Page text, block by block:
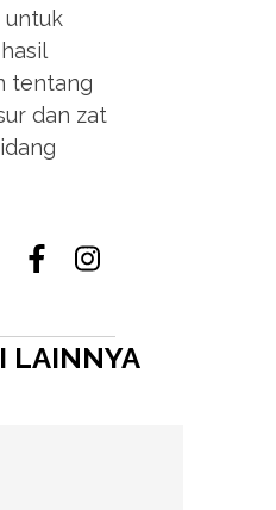
untuk
tentang
dan zat
LAINNYA